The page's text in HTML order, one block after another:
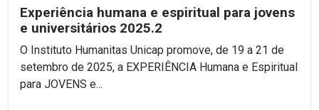
Experiência humana e espiritual para jovens
e universitários 2025.2
O Instituto Humanitas Unicap promove, de 19 a 21 de
setembro de 2025, a EXPERIÊNCIA Humana e Espiritual
para JOVENS e...